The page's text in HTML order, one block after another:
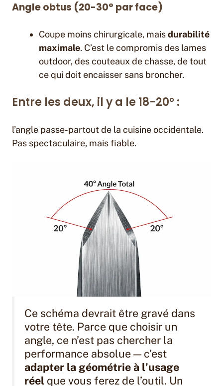
Angle obtus (20-30° par face)
Coupe moins chirurgicale, maisdurabilité
maximale. C’est le compromis des lames
outdoor, des couteaux de chasse, de tout
ce qui doit encaisser sans broncher.
Entre les deux, il y a le 18-20° :
l’angle passe-partout de la cuisine occidentale.
Pas spectaculaire, mais fiable.
Ce schéma devrait être gravé dans
votre tête. Parce que choisir un
angle, ce n’est pas chercher la
performance absolue — c’est
adapter la géométrie à l’usage
réel que vous ferez de l’outil. Un